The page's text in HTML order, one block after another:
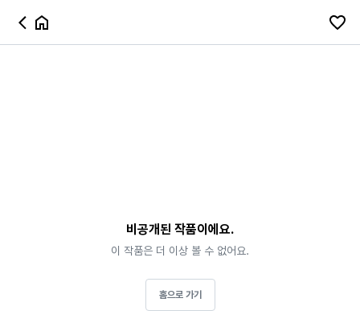
비공개된 작품이에요.
이 작품은 더 이상 볼 수 없어요.
홈으로 가기